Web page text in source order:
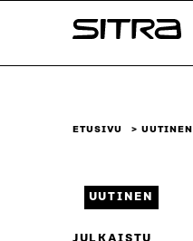
sisältöön
Sitra
ETUSIVU UUTINEN
UUTINEN